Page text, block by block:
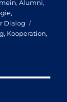
,Alumni,
,
Dialog
, Kooperation,